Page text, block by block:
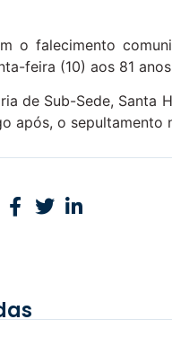
o falecimento
feira (10) aos 81
de Sub-Sede, Santa
após, o